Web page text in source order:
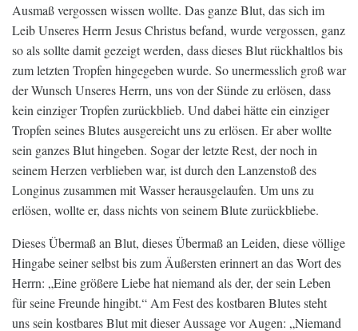
Ausmaß vergossen wissen wollte. Das ganze Blut, das sich im
Leib Unseres Herrn Jesus Christus befand, wurde vergossen, ganz
so als sollte damit gezeigt werden, dass dieses Blut rückhaltlos bis
zum letzten Tropfen hingegeben wurde. So unermesslich groß war
der Wunsch Unseres Herrn, uns von der Sünde zu erlösen, dass
kein einziger Tropfen zurückblieb. Und dabei hätte ein einziger
Tropfen seines Blutes ausgereicht uns zu erlösen. Er aber wollte
sein ganzes Blut hingeben. Sogar der letzte Rest, der noch in
seinem Herzen verblieben war, ist durch den Lanzenstoß des
Longinus zusammen mit Wasser herausgelaufen. Um uns zu
erlösen, wollte er, dass nichts von seinem Blute zurückbliebe.
Dieses Übermaß an Blut, dieses Übermaß an Leiden, diese völlige
Hingabe seiner selbst bis zum Äußersten erinnert an das Wort des
Herrn: „Eine größere Liebe hat niemand als der, der sein Leben
für seine Freunde hingibt.“ Am Fest des kostbaren Blutes steht
uns sein kostbares Blut mit dieser Aussage vor Augen: „Niemand